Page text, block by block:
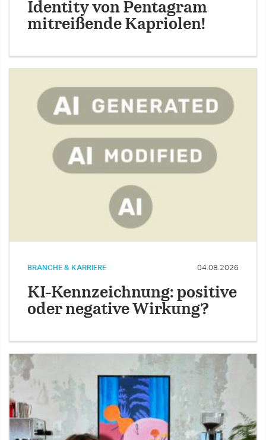
Identity von Pentagram
mitreißende Kapriolen!
BRANCHE & KARRIERE 04.08.2026
KI-Kennzeichnung: positive
oder negative Wirkung?